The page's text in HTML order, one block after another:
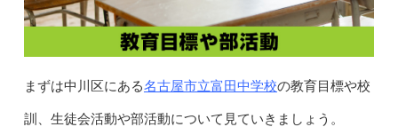
まずは中川区にある名古屋市立富田中学校の教育目標や校
訓、生徒会活動や部活動について見ていきましょう。